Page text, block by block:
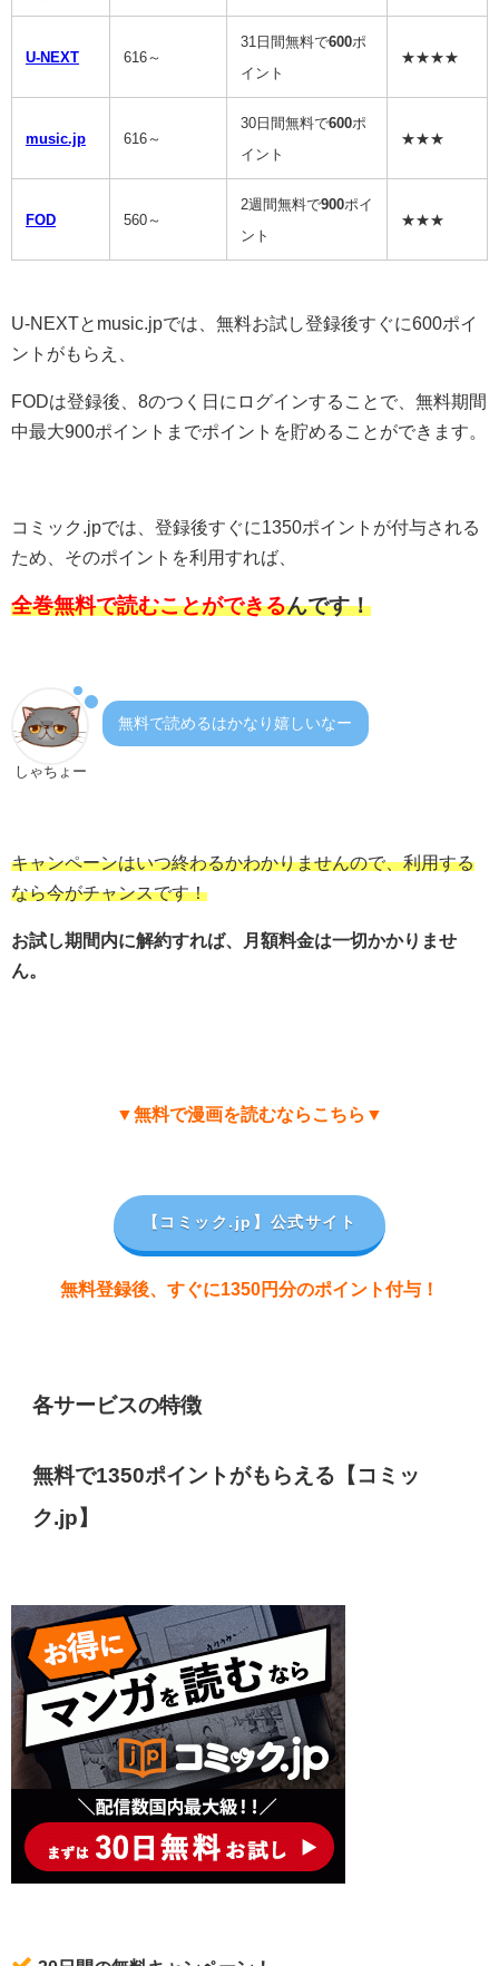
U-NEXT 616～
31日間無料で600ポ
イント
★★★★
music.jp 616～
30日間無料で600ポ
イント
★★★
FOD 560～
2週間無料で900ポイ
ント
★★★
U-NEXTとmusic.jpでは、無料お試し登録後すぐに600ポイ
ントがもらえ、
FODは登録後、8のつく日にログインすることで、無料期間
中最大900ポイントまでポイントを貯めることができます。
コミック.jpでは、登録後すぐに1350ポイントが付与される
ため、そのポイントを利用すれば、
全巻無料で読むことができるんです！
しゃちょー
無料で読めるはかなり嬉しいなー
キャンペーンはいつ終わるかわかりませんので、利用する
なら今がチャンスです！
お試し期間内に解約すれば、月額料金は一切かかりませ
ん。
▼無料で漫画を読むならこちら▼
【コミック.jp 】公式サイト
無料登録後、すぐに1350円分のポイント付与！
各サービスの特徴
無料で1350ポイントがもらえる【コミッ
ク.jp】